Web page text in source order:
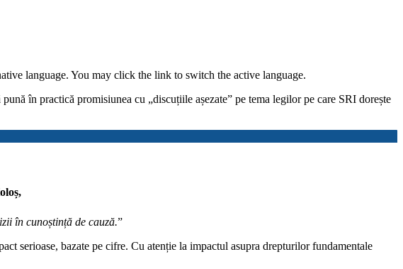
language. You may click the link to switch the active language.
în practică promisiunea cu „discuțiile așezate” pe tema legilor pe care SRI dorește
în cunoștință de cauză.”
serioase, bazate pe cifre. Cu atenție la impactul asupra drepturilor fundamentale